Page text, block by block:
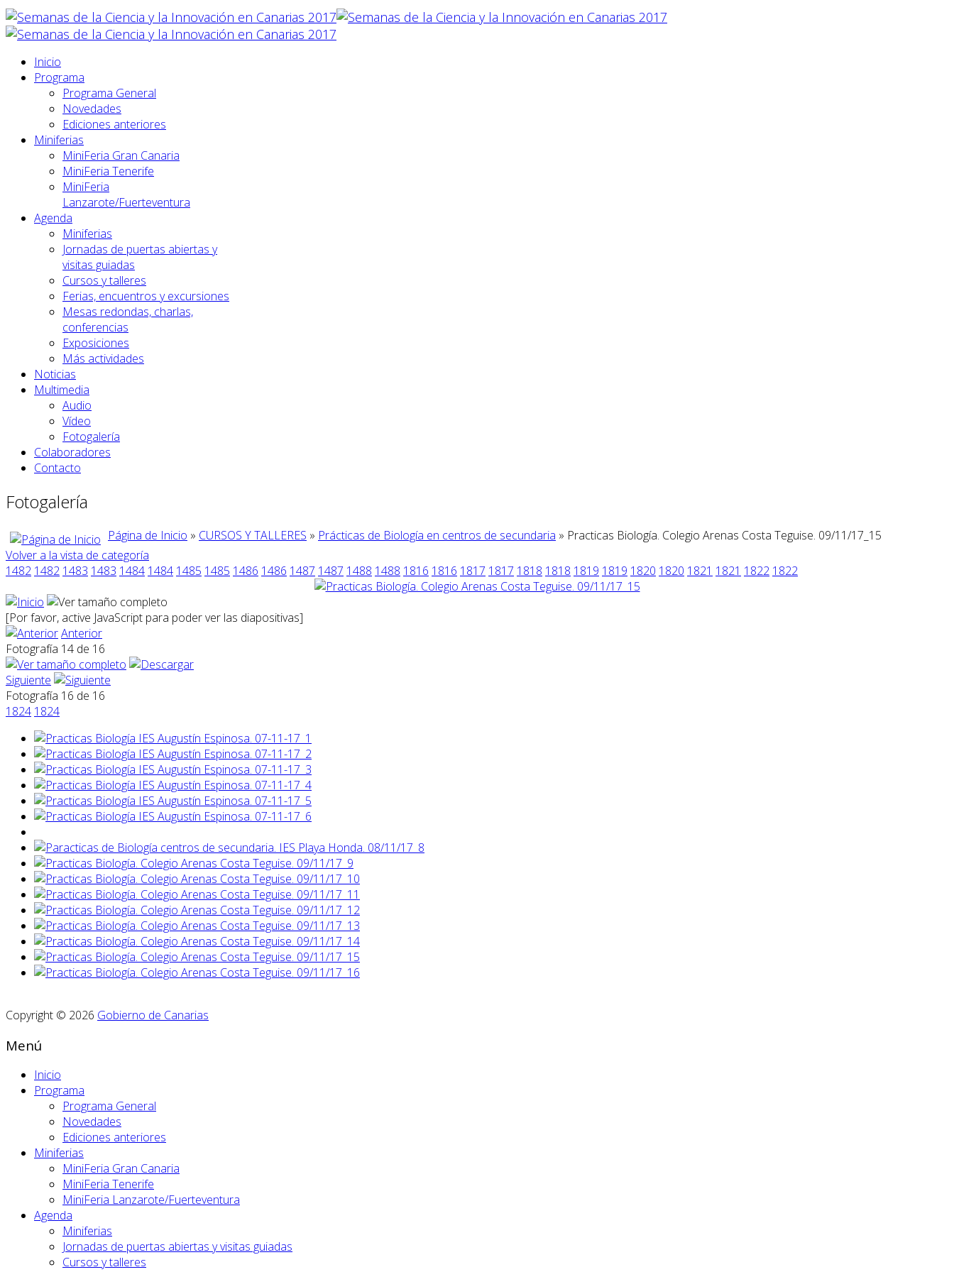
Inicio
Programa
Programa General
Novedades
Ediciones anteriores
Miniferias
MiniFeria Gran Canaria
MiniFeria Tenerife
MiniFeria
Lanzarote/Fuerteventura
Agenda
Miniferias
Jornadas de puertas abiertas y
visitas guiadas
Cursos y talleres
Ferias, encuentros y excursiones
Mesas redondas, charlas,
conferencias
Exposiciones
Más actividades
Noticias
Multimedia
Audio
Vídeo
Fotogalería
Colaboradores
Contacto
Fotogalería
Página de Inicio » CURSOS Y TALLERES » Prácticas de Biología en centros de secundaria » Practicas Biología. Colegio Arenas Costa Teguise. 09/11/17_15
Volver a la vista de categoría
1482 1482 1483 1483 1484 1484 1485 1485 1486 1486 1487 1487 1488 1488 1816 1816 1817 1817 1818 1818 1819 1819 1820 1820 1821 1821 1822 1822
[Por favor, active JavaScript para poder ver las diapositivas]
Anterior
Fotografía 14 de 16
Siguiente
Fotografía 16 de 16
1824 1824
Copyright © 2026 Gobierno de Canarias
Menú
Inicio
Programa
Programa General
Novedades
Ediciones anteriores
Miniferias
MiniFeria Gran Canaria
MiniFeria Tenerife
MiniFeria Lanzarote/Fuerteventura
Agenda
Miniferias
Jornadas de puertas abiertas y visitas guiadas
Cursos y talleres